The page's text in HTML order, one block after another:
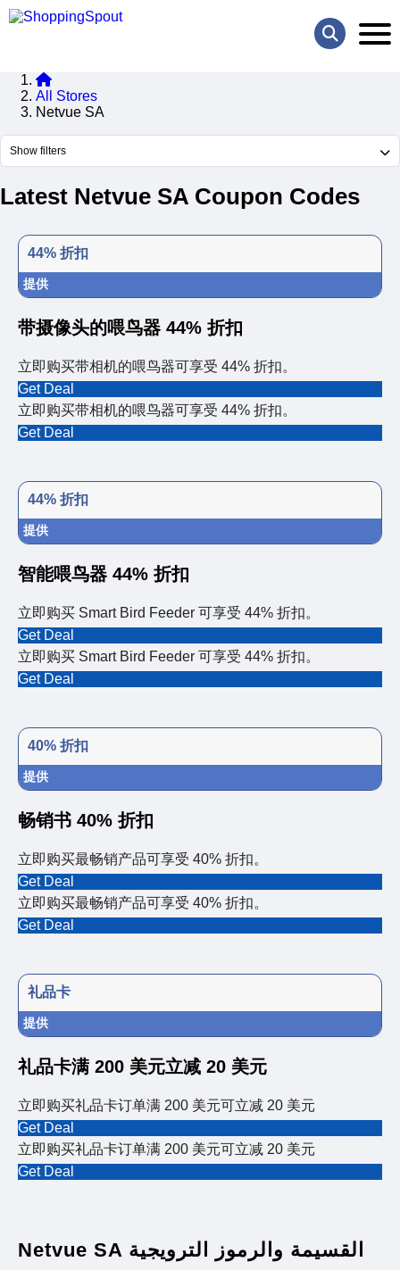
All Stores
Netvue SA
Show filters
Latest Netvue SA Coupon Codes
44% 折扣
提供
带摄像头的喂鸟器 44% 折扣
立即购买带相机的喂鸟器可享受 44% 折扣。
Get Deal
立即购买带相机的喂鸟器可享受 44% 折扣。
Get Deal
44% 折扣
提供
智能喂鸟器 44% 折扣
立即购买 Smart Bird Feeder 可享受 44% 折扣。
Get Deal
立即购买 Smart Bird Feeder 可享受 44% 折扣。
Get Deal
40% 折扣
提供
畅销书 40% 折扣
立即购买最畅销产品可享受 40% 折扣。
Get Deal
立即购买最畅销产品可享受 40% 折扣。
Get Deal
礼品卡
提供
礼品卡满 200 美元立减 20 美元
立即购买礼品卡订单满 200 美元可立减 20 美元
Get Deal
立即购买礼品卡订单满 200 美元可立减 20 美元
Get Deal
Netvue SA القسيمة والرموز الترويجية